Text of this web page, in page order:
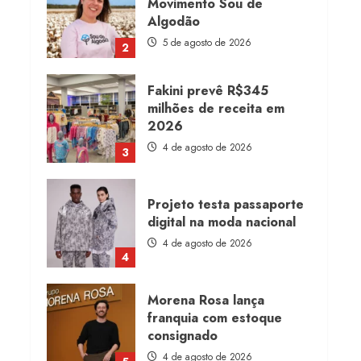
2
Algodão
5 de agosto de 2026
3
Fakini prevê R$345
milhões de receita em
2026
4 de agosto de 2026
4
Projeto testa passaporte
digital na moda nacional
4 de agosto de 2026
Morena Rosa lança
franquia com estoque
consignado
4 de agosto de 2026